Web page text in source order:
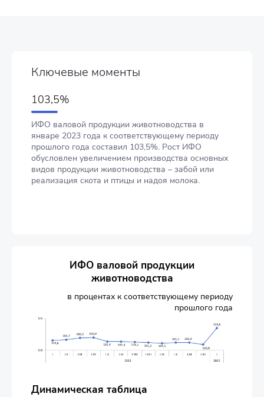
Ключевые моменты
103,5%
ИФО валовой продукции животноводства в
январе 2023 года к соответствующему периоду
прошлого года составил 103,5%. Рост ИФО
обусловлен увеличением производства основных
видов продукции животноводства – забой или
реализация скота и птицы и надоя молока.
ИФО валовой продукции
животноводства
в процентах к соответствующему периоду
прошлого года
Динамическая таблица